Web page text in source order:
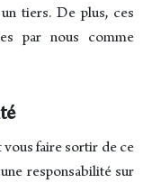
tiers. De plus, ces
par nous comme
vous faire sortir de ce
responsabilité sur